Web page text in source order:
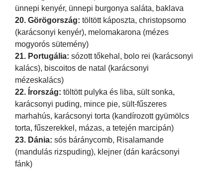
ünnepi kenyér, ünnepi burgonya saláta, baklava
20. Görögország: töltött káposzta, christopsomo
(karácsonyi kenyér), melomakarona (mézes
mogyorós sütemény)
21. Portugália: sózott tőkehal, bolo rei (karácsonyi
kalács), biscoitos de natal (karácsonyi
mézeskalács)
22. Írország: töltött pulyka és liba, sült sonka,
karácsonyi puding, mince pie, sült-fűszeres
marhahús, karácsonyi torta (kandírozott gyümölcs
torta, fűszerekkel, mázas, a tetején marcipán)
23. Dánia: sós báránycomb, Risalamande
(mandulás rizspuding), klejner (dán karácsonyi
fánk)